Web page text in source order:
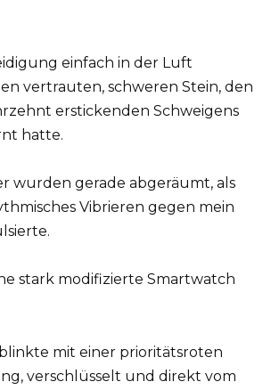
einfach in der Luft
vertrauten, schweren Stein, den
erstickenden Schweigens
hatte.
wurden gerade abgeräumt, als
Vibrieren gegen mein
stark modifizierte Smartwatch
mit einer prioritätsroten
verschlüsselt und direkt vom